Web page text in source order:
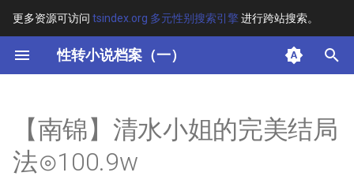
更多资源可访问 tsindex.org 多元性别搜索引擎进行跨站搜索。
性转小说档案（一）
键
始
其他信息 [Processed Page
Metadata]
【南锦】清水小姐的完美结局
法⊙100.9w